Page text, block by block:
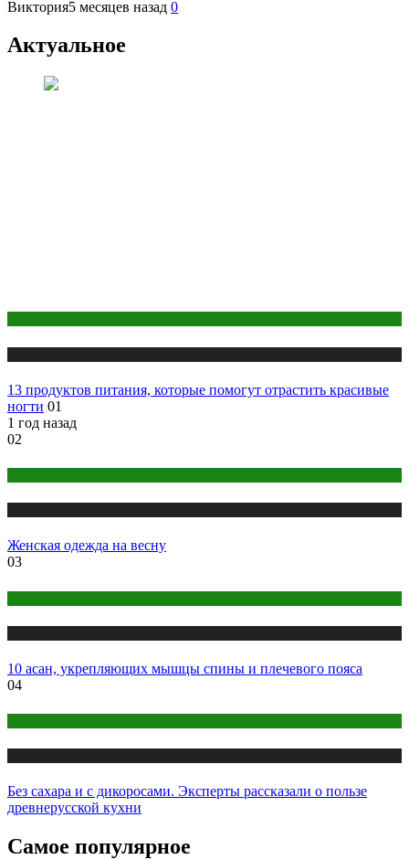
Виктория5 месяцев назад 0
Актуальное
13 продуктов питания, которые помогут отрастить красивые
ногти 01
1 год назад
02
Женская одежда на весну
03
10 асан, укрепляющих мышцы спины и плечевого пояса
04
Без сахара и с дикоросами. Эксперты рассказали о пользе
древнерусской кухни
Самое популярное